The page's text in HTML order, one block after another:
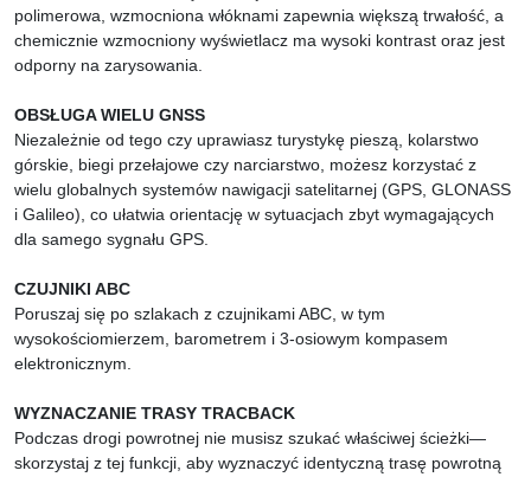
polimerowa, wzmocniona włóknami zapewnia większą trwałość, a
chemicznie wzmocniony wyświetlacz ma wysoki kontrast oraz jest
odporny na zarysowania.
OBSŁUGA WIELU GNSS
Niezależnie od tego czy uprawiasz turystykę pieszą, kolarstwo
górskie, biegi przełajowe czy narciarstwo, możesz korzystać z
wielu globalnych systemów nawigacji satelitarnej (GPS, GLONASS
i Galileo), co ułatwia orientację w sytuacjach zbyt wymagających
dla samego sygnału GPS.
CZUJNIKI ABC
Poruszaj się po szlakach z czujnikami ABC, w tym
wysokościomierzem, barometrem i 3-osiowym kompasem
elektronicznym.
WYZNACZANIE TRASY TRACBACK
Podczas drogi powrotnej nie musisz szukać właściwej ścieżki—
skorzystaj z tej funkcji, aby wyznaczyć identyczną trasę powrotną